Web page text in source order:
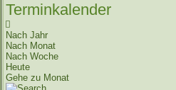
Terminkalender
Nach Jahr
Nach Monat
Nach Woche
Heute
Gehe zu Monat